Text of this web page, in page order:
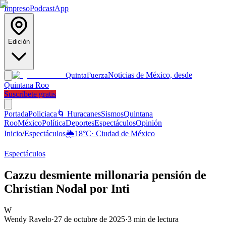
ImpresoPodcastApp
Edición
QuintaFuerzaNoticias de México, desde
Quintana Roo
Suscríbete gratis
PortadaPoliciaca 🌀 HuracanesSismosQuintana
RooMéxicoPolíticaDeportesEspectáculosOpinión
Inicio/Espectáculos🌦️18°C· Ciudad de México
Espectáculos
Cazzu desmiente millonaria pensión de
Christian Nodal por Inti
W
Wendy Ravelo·27 de octubre de 2025·3 min de lectura